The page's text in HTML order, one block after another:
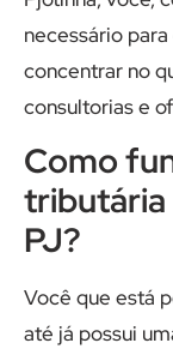
necessário
concentrar no
consultorias e
Como
tributária
PJ?
Você que está
até já possui